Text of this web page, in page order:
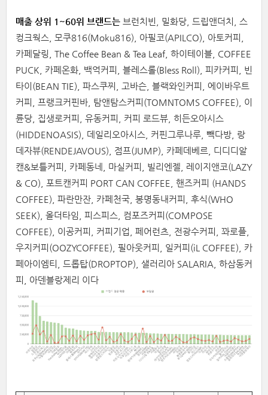
매출 상위 1~60위 브랜드는 브런치빈, 밀화당, 드립앤더치, 스
컹크웍스, 모쿠816(Moku816), 아필코(APILCO), 아토커피,
카페달링, The Coffee Bean & Tea Leaf, 하이테이블, COFFEE
PUCK, 카페온화, 백억커피, 블레스롤(Bless Roll), 피카커피, 빈
타이(BEAN TIE), 파스쿠찌, 고바슨, 블랙와인커피, 에이바우트
커피, 프랭크커핀바, 탐앤탐스커피(TOMNTOMS COFFEE), 이
륜당, 집생로커피, 유동커피, 커피 로드뷰, 히든오아시스
(HIDDENOASIS), 데일리오아시스, 커핀그루나루, 빽다방, 랑
데자뷰(RENDEJAVOUS), 점프(JUMP), 카페데베르, 디디디알
캔&보틀커피, 카페동네, 마실커피, 빌리엔젤, 레이지앤코(LAZY
& CO), 포트캔커피 PORT CAN COFFEE, 핸즈커피 (HANDS
COFFEE), 파란만잔, 카페천국, 봉명동내커피, 후식(WHO
SEEK), 올더타임, 피스피스, 컴포즈커피(COMPOSE
COFFEE), 이공커피, 커피기업, 페어런츠, 전광수커피, 꽈로플,
우지커피(OOZYCOFFEE), 필아웃커피, 일커피(iL COFFEE), 카
페아이엠티, 드롭탑(DROPTOP), 샐러리아 SALARIA, 하삼동커
피, 아덴블랑제리 이다